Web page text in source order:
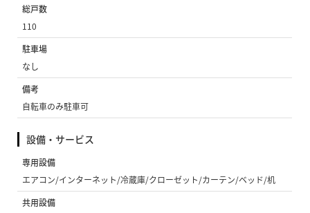
総戸数
110
駐車場
なし
備考
自転車のみ駐車可
設備・サービス
専用設備
エアコン/インターネット/冷蔵庫/クローゼット/カーテン/ベッド/机
共用設備